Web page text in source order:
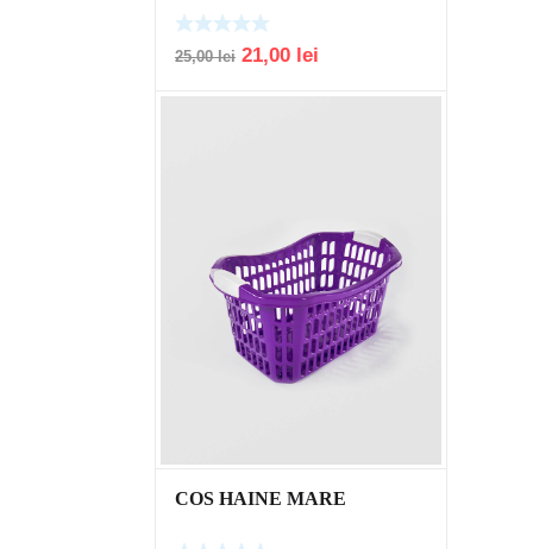
25,00lei Original
21,00 lei
COS HAINE MARE